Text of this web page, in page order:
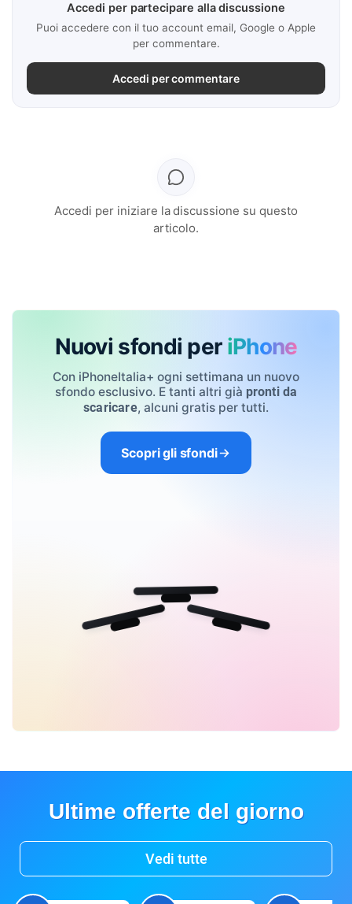
Accedi per partecipare alla discussione
Puoi accedere con il tuo account email, Google o Apple
per commentare.
Accedi per commentare
Accedi per iniziare la discussione su questo
articolo.
Nuovi sfondi per iPhone
Con iPhoneItalia+ ogni settimana un nuovo
sfondo esclusivo. E tanti altri già pronti da
scaricare, alcuni gratis per tutti.
Scopri gli sfondi
Ultime offerte del giorno
Vedi tutte